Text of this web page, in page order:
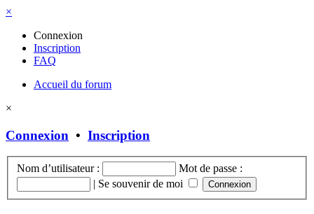
×
Connexion
Inscription
FAQ
Accueil du forum
×
Connexion • Inscription
Nom d’utilisateur :
Mot de passe :
| Se souvenir de moi